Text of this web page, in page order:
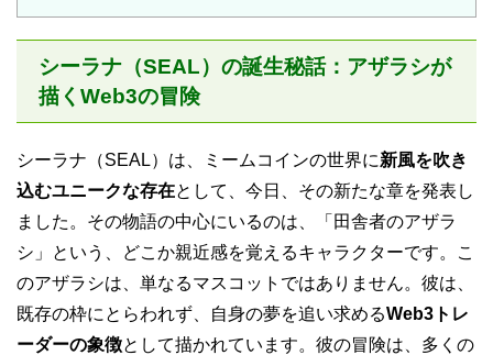
シーラナ（SEAL）の誕生秘話：アザラシが
描くWeb3の冒険
シーラナ（SEAL）は、ミームコインの世界に新風を吹き
込むユニークな存在として、今日、その新たな章を発表し
ました。その物語の中心にいるのは、「田舎者のアザラ
シ」という、どこか親近感を覚えるキャラクターです。こ
のアザラシは、単なるマスコットではありません。彼は、
既存の枠にとらわれず、自身の夢を追い求めるWeb3トレ
ーダーの象徴として描かれています。彼の冒険は、多くの